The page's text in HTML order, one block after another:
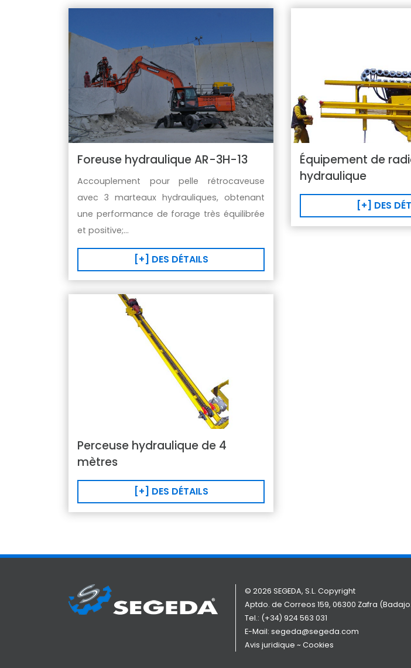
Foreuse hydraulique AR-3H-13
Accouplement pour pelle rétrocaveuse
avec 3 marteaux hydrauliques, obtenant
une performance de forage très équilibrée
et positive;...
[+] DES DÉTAILS
Équipement de
hydraulique
[+] DES
Perceuse hydraulique de 4
mètres
[+] DES DÉTAILS
© 2026 SEGEDA, S.L. Copyright
Aptdo. de Correos 159, 06300 Zafra
Tel.: (+34) 924 563 031
E-Mail: segeda@segeda.com
Avis juridique ~ Cookies